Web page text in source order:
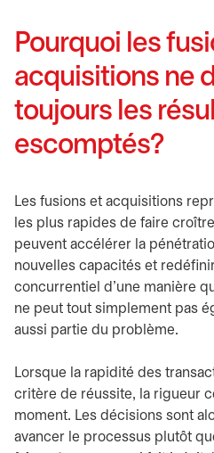
Pourquoi les
acquisitions ne
toujours les
escomptés?
Les fusions et acquisitions
les plus rapides de faire
peuvent accélérer la
nouvelles capacités et
concurrentiel d’une manière
ne peut tout simplement pas
aussi partie du problème.
Lorsque la rapidité des
critère de réussite, la rigueur
moment. Les décisions sont
avancer le processus plutôt